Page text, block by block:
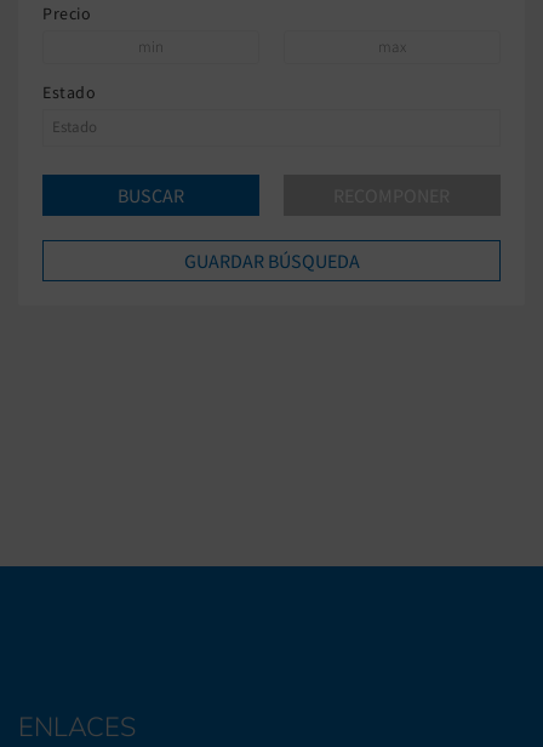
Precio
Estado
ENLACES